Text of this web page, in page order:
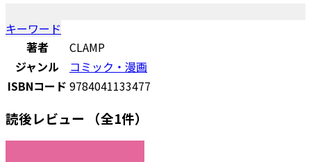
キーワード
著者
CLAMP
ジャンル
コミック・漫画
ISBNコード 9784041133477
読後レビュー （全1件）